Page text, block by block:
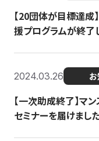
【20団体が目標達
援プログラムが終了
2024.03.26
【一次助成終了】マ
セミナーを届けまし